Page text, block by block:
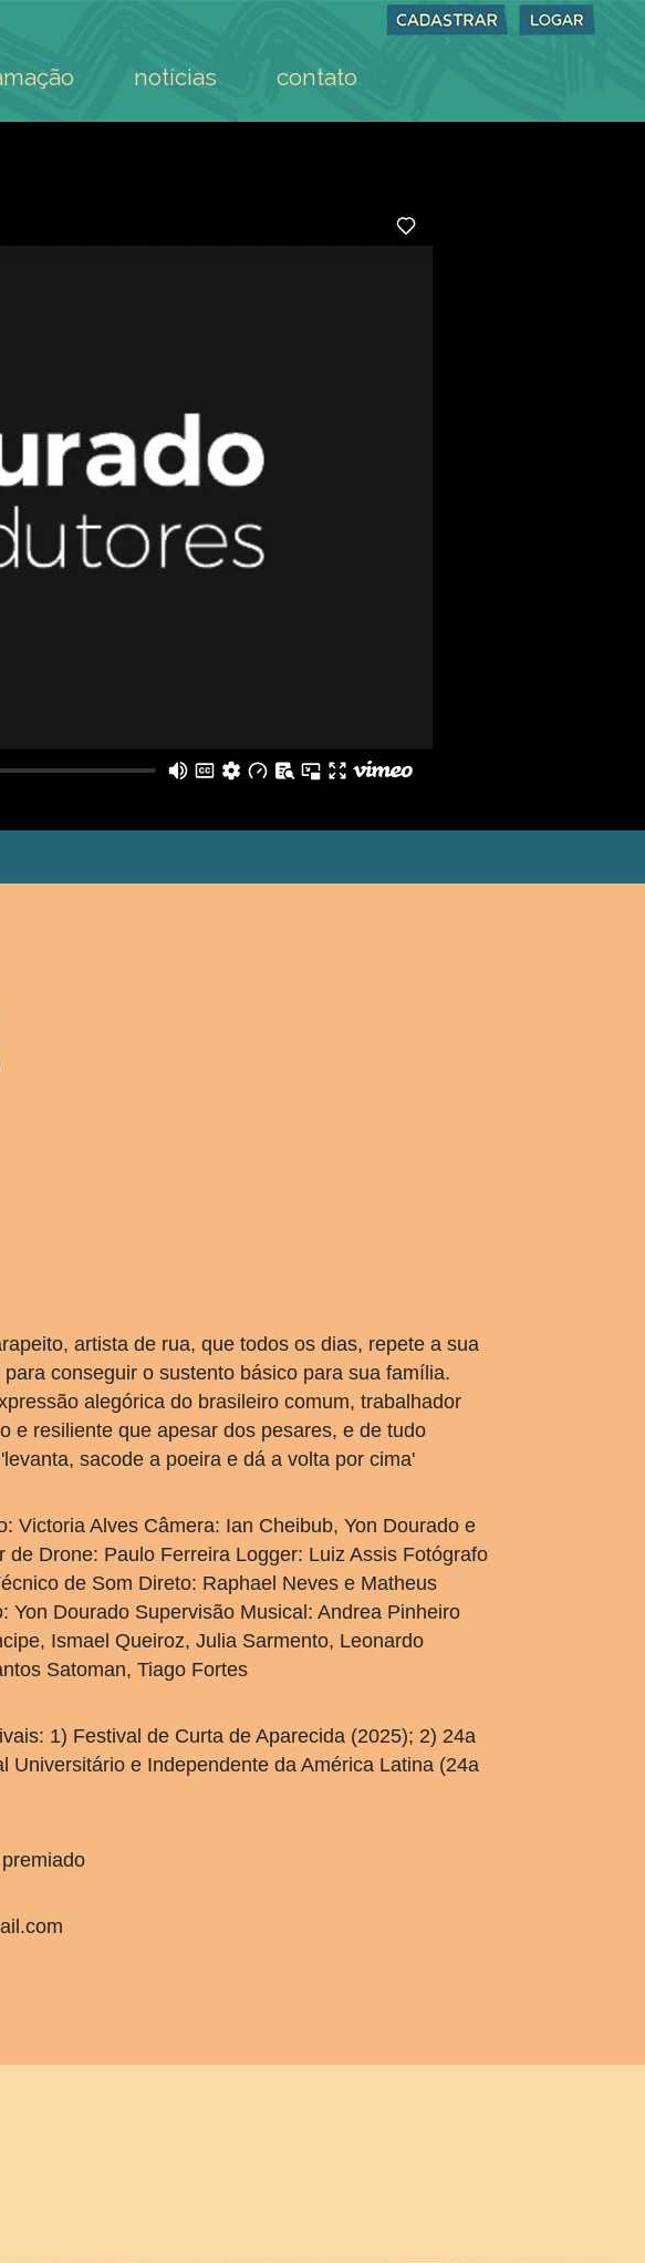
notícias contato
artista de rua, que todos os dias, repete a sua
conseguir o sustento básico para sua família.
alegórica do brasileiro comum, trabalhador
e resiliente que apesar dos pesares, e de tudo
sacode a poeira e dá a volta por cima'
Victoria Alves Câmera: Ian Cheibub, Yon Dourado e
de Drone: Paulo Ferreira Logger: Luiz Assis Fotógrafo
de Som Direto: Raphael Neves e Matheus
Yon Dourado Supervisão Musical: Andrea Pinheiro
Ismael Queiroz, Julia Sarmento, Leonardo
Satoman, Tiago Fortes
1) Festival de Curta de Aparecida (2025); 2) 24a
Universitário e Independente da América Latina (24a